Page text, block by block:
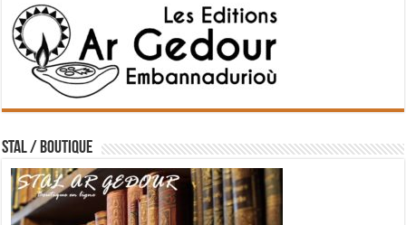
STAL / BOUTIQUE